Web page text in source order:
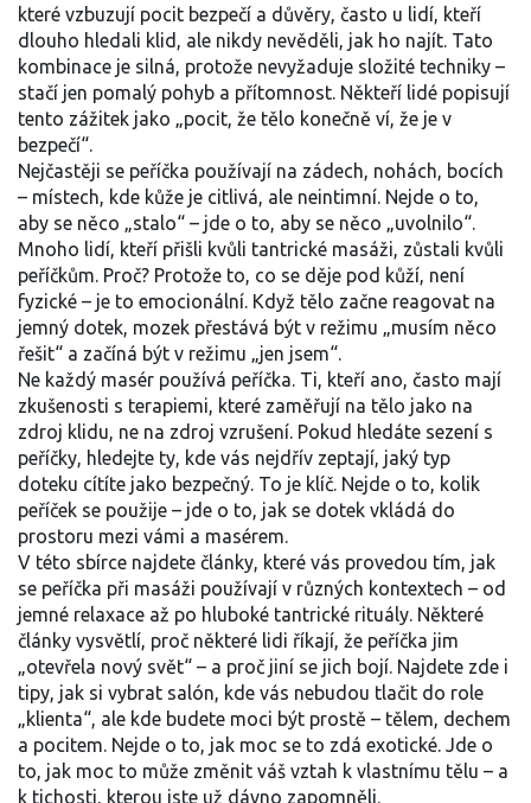
které vzbuzují pocit bezpečí a důvěry, často u lidí, kteří
dlouho hledali klid, ale nikdy nevěděli, jak ho najít. Tato
kombinace je silná, protože nevyžaduje složité techniky –
stačí jen pomalý pohyb a přítomnost. Někteří lidé popisují
tento zážitek jako „pocit, že tělo konečně ví, že je v
bezpečí“.
Nejčastěji se peříčka používají na zádech, nohách, bocích
– místech, kde kůže je citlivá, ale neintimní. Nejde o to,
aby se něco „stalo“ – jde o to, aby se něco „uvolnilo“.
Mnoho lidí, kteří přišli kvůli tantrické masáži, zůstali kvůli
peříčkům. Proč? Protože to, co se děje pod kůží, není
fyzické – je to emocionální. Když tělo začne reagovat na
jemný dotek, mozek přestává být v režimu „musím něco
řešit“ a začíná být v režimu „jen jsem“.
Ne každý masér používá peříčka. Ti, kteří ano, často mají
zkušenosti s terapiemi, které zaměřují na tělo jako na
zdroj klidu, ne na zdroj vzrušení. Pokud hledáte sezení s
peříčky, hledejte ty, kde vás nejdřív zeptají, jaký typ
doteku cítíte jako bezpečný. To je klíč. Nejde o to, kolik
peříček se použije – jde o to, jak se dotek vkládá do
prostoru mezi vámi a masérem.
V této sbírce najdete články, které vás provedou tím, jak
se peříčka při masáži používají v různých kontextech – od
jemné relaxace až po hluboké tantrické rituály. Některé
články vysvětlí, proč některé lidi říkají, že peříčka jim
„otevřela nový svět“ – a proč jiní se jich bojí. Najdete zde i
tipy, jak si vybrat salón, kde vás nebudou tlačit do role
„klienta“, ale kde budete moci být prostě – tělem, dechem
a pocitem. Nejde o to, jak moc se to zdá exotické. Jde o
to, jak moc to může změnit váš vztah k vlastnímu tělu – a
k tichosti, kterou jste už dávno zapomněli.